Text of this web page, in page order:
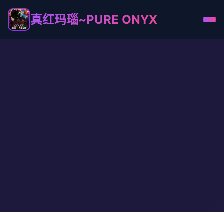
真红玛瑙~PURE ONYX